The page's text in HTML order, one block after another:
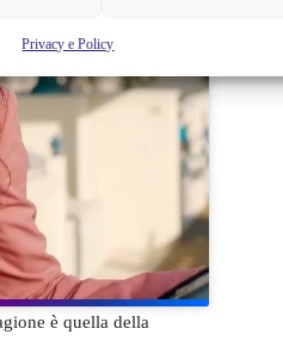
Privacy e Policy
è quella della